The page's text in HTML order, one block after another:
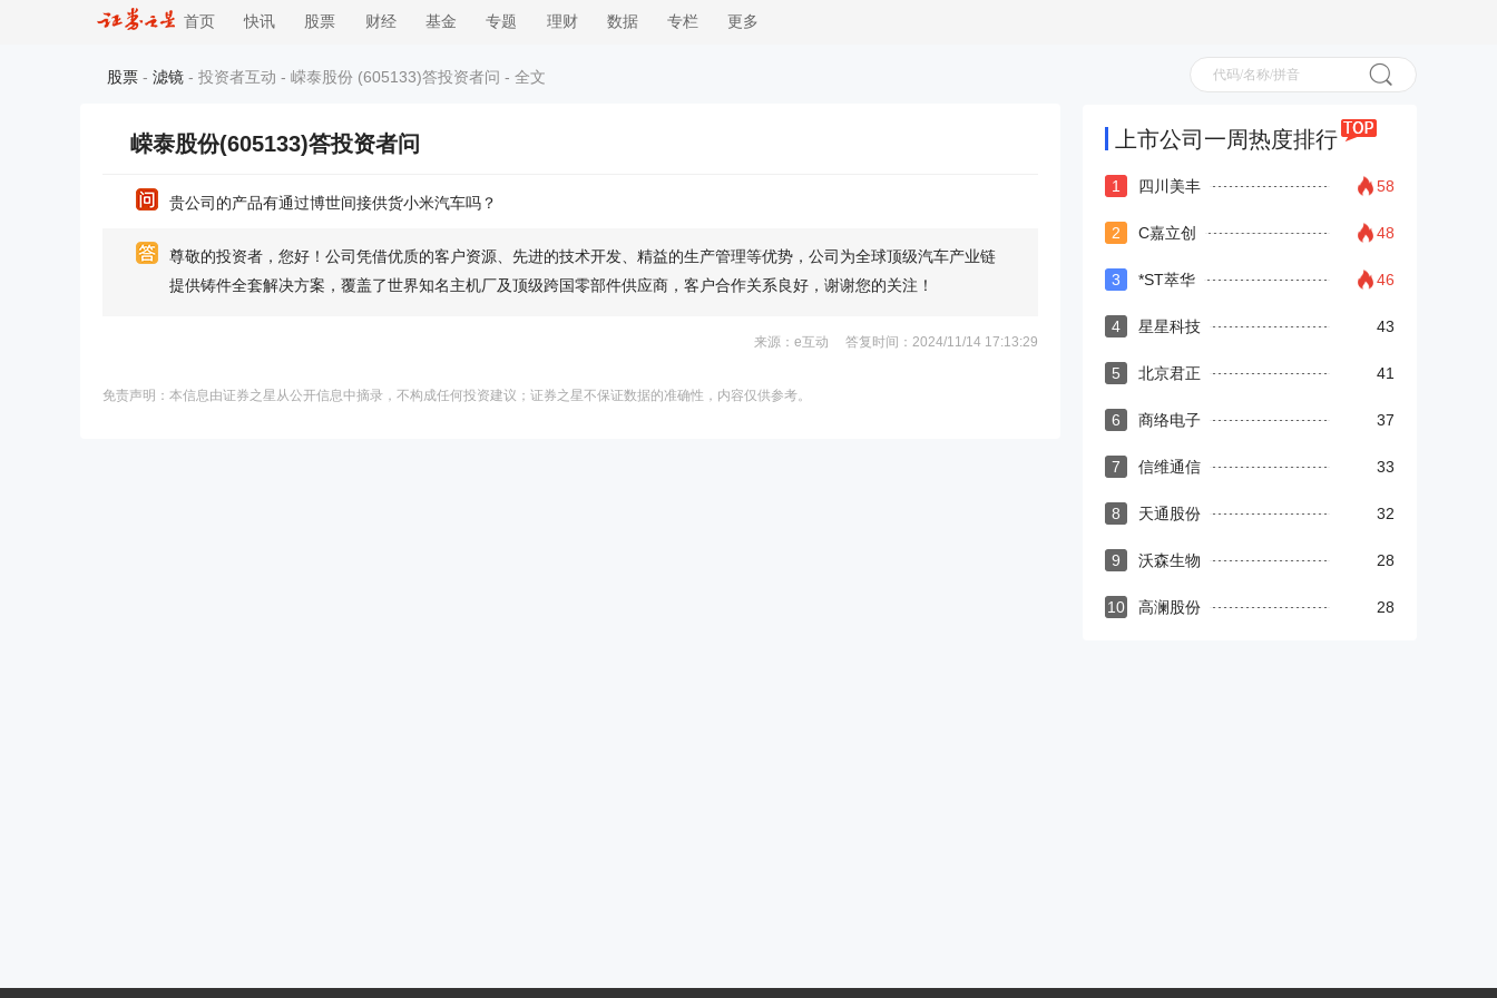
首页 快讯 股票 财经 基金 专题 理财 数据 专栏 更多
股票 - 滤镜 - 投资者互动 - 嵘泰股份 (605133)答投资者问 - 全文
嵘泰股份(605133)答投资者问
贵公司的产品有通过博世间接供货小米汽车吗？
尊敬的投资者，您好！公司凭借优质的客户资源、先进的技术开发、精益的生产管理等优势，公司为全球顶级汽车产业链
提供铸件全套解决方案，覆盖了世界知名主机厂及顶级跨国零部件供应商，客户合作关系良好，谢谢您的关注！
来源：e互动 答复时间：2024/11/14 17:13:29
免责声明：本信息由证券之星从公开信息中摘录，不构成任何投资建议；证券之星不保证数据的准确性，内容仅供参考。
上市公司一周热度排行
1 四川美丰 58
2 C嘉立创 48
3 *ST萃华 46
4 星星科技 43
5 北京君正 41
6 商络电子 37
7 信维通信 33
8 天通股份 32
9 沃森生物 28
10 高澜股份 28